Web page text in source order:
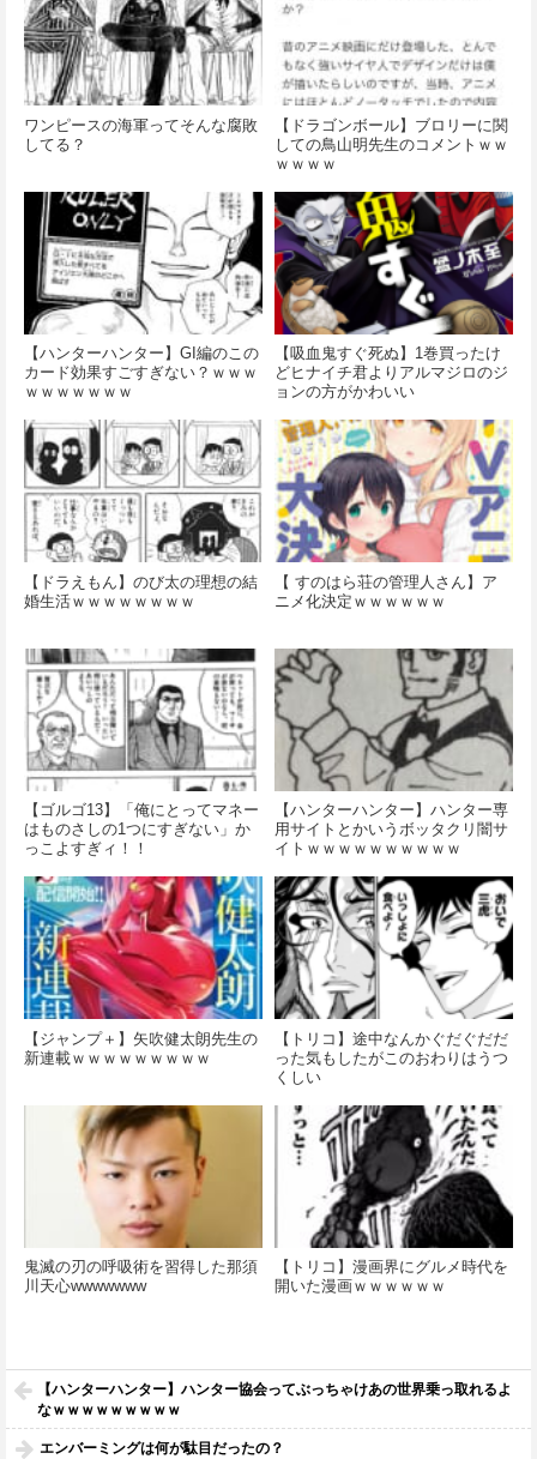
ワンピースの海軍ってそんな腐敗
してる？
【ドラゴンボール】ブロリーに関
しての鳥山明先生のコメントｗｗ
ｗｗｗｗ
【ハンターハンター】GI編のこの
カード効果すごすぎない？ｗｗｗ
ｗｗｗｗｗｗｗ
【吸血鬼すぐ死ぬ】1巻買ったけ
どヒナイチ君よりアルマジロのジ
ョンの方がかわいい
【ドラえもん】のび太の理想の結
婚生活ｗｗｗｗｗｗｗｗ
【 すのはら荘の管理人さん】ア
ニメ化決定ｗｗｗｗｗｗ
【ゴルゴ13】「俺にとってマネー
はものさしの1つにすぎない」か
っこよすぎィ！！
【ハンターハンター】ハンター専
用サイトとかいうボッタクリ闇サ
イトｗｗｗｗｗｗｗｗｗｗ
【ジャンプ＋】矢吹健太朗先生の
新連載ｗｗｗｗｗｗｗｗｗ
【トリコ】途中なんかぐだぐだだ
った気もしたがこのおわりはうつ
くしい
鬼滅の刃の呼吸術を習得した那須
川天心wwwwwww
【トリコ】漫画界にグルメ時代を
開いた漫画ｗｗｗｗｗｗ
【ハンターハンター】ハンター協会ってぶっちゃけあの世界乗っ取れるよ
なｗｗｗｗｗｗｗｗｗ
エンバーミングは何が駄目だったの？